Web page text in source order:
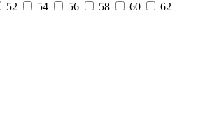
52 54 56 58 60
62